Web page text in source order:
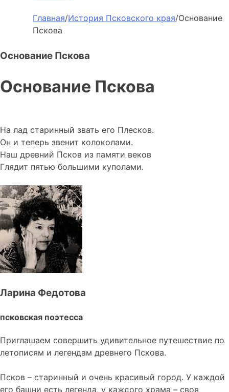
Главная/История Псковского края/Основание
Пскова
Основание Пскова
Основание Пскова
На лад старинный звать его Плесков.
Он и теперь звенит колоколами.
Наш древний Псков из памяти веков
Глядит пятью большими куполами.
Ларина Федотова
псковская поэтесса
Приглашаем совершить удивительное путешествие по
летописям и легендам древнего Пскова.
Псков – старинный и очень красивый город. У каждой
его башни есть легенда, у каждого храма – своя